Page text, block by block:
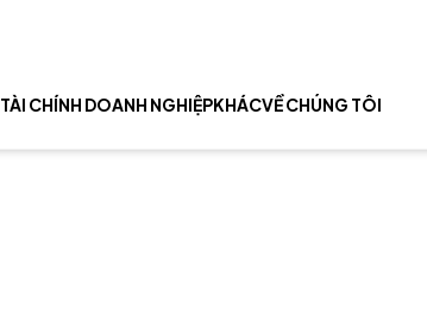
TÀI CHÍNH DOANH NGHIỆPKHÁCVỀ CHÚNG TÔI